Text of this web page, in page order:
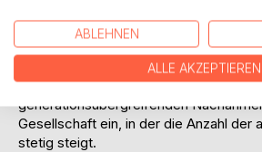
Begegnungen eröffnete und
miteinander ermöglichte.
Methodik und Anleitung, Erfahrungen,
Anschauungsmaterial laden zum
generationsübergreifenden
Gesellschaft ein, in der die Anzahl der
stetig steigt.
ABLEHNEN
ALLE AKZEPTIEREN